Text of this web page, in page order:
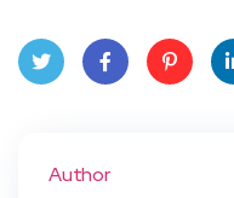
Author